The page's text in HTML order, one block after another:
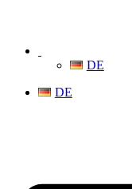
DE
DE